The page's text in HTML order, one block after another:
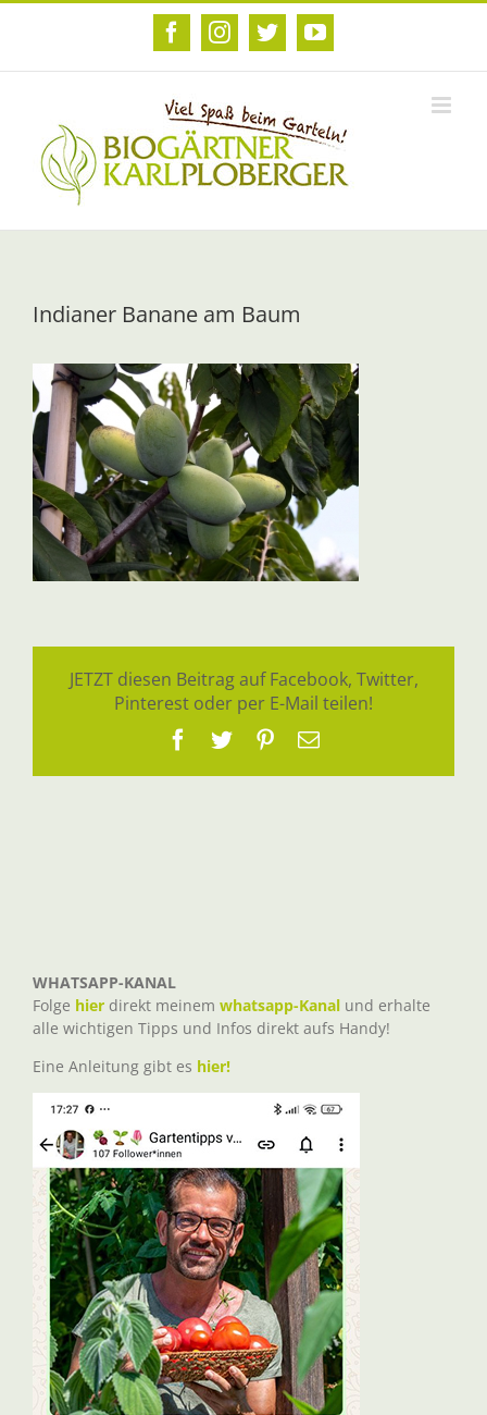
Zum
FacebookInstagram
TwitterYouTube
Indianer Banane am Baum
JETZT diesen Beitrag auf Facebook, Twitter,
Pinterest oder per E-Mail teilen!
Facebook
TwitterPinterest
E-
WHATSAPP-KANAL
Folge hier direkt meinem whatsapp-Kanal und erhalte
alle wichtigen Tipps und Infos direkt aufs Handy!
Eine Anleitung gibt es hier!